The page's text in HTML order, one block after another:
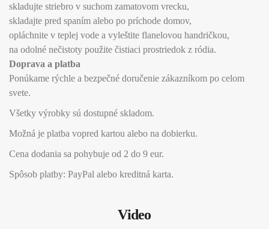
skladujte striebro v suchom zamatovom vrecku,
skladajte pred spaním alebo po príchode domov,
opláchnite v teplej vode a vyleštite flanelovou handričkou,
na odolné nečistoty použite čistiaci prostriedok z ródia.
Doprava a platba
Ponúkame rýchle a bezpečné doručenie zákazníkom po celom
svete.
Všetky výrobky sú dostupné skladom.
Možná je platba vopred kartou alebo na dobierku.
Cena dodania sa pohybuje od 2 do 9 eur.
Spôsob platby: PayPal alebo kreditná karta.
Video